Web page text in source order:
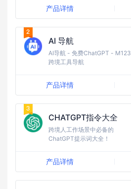
提供编程建议来提高编程效率。
产品详情
AI 导航
AI导航 - 免费ChatGPT - M123
跨境工具导航
产品详情
CHATGPT指令大全
跨境人工作场景中必备的
ChatGPT提示词大全！
产品详情